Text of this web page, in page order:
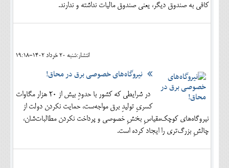
کافی به صندوق دیگر، یعنی صندوق مالیات نداشته و ندارند.
انتشار:شنبه 20 خرداد 1402-19:18
نیروگاه‌های خصوصی برق در محاق!
در شرایطی که کشور با حدودِ بیش از 20 هزار مگاوات
کسریِ تولیدِ برق مواجه‌ست، حمایت نکردن دولت از
نیروگاه‌های کوچک‌مقیاسِ بخشِ خصوصی و پرداخت نکردن مطالبات‌شان،
چالشِ بزرگ‌تری را ایجاد کرده است.